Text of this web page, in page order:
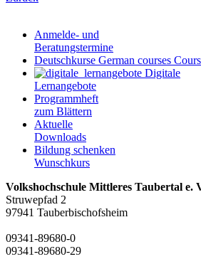
Anmelde- und
Beratungstermine
Deutschkurse German courses
Digitale
Lernangebote
Programmheft
zum Blättern
Aktuelle
Downloads
Bildung schenken
Wunschkurs
Volkshochschule Mittleres Taubertal e.
Struwepfad 2
97941 Tauberbischofsheim
09341-89680-0
09341-89680-29